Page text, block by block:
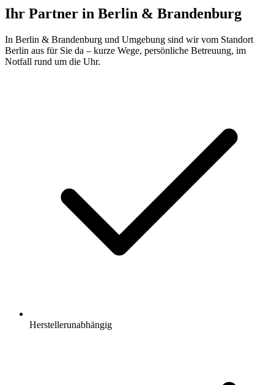
Ihr Partner in Berlin & Brandenburg
In Berlin & Brandenburg und Umgebung sind wir vom Standort
Berlin aus für Sie da – kurze Wege, persönliche Betreuung, im
Notfall rund um die Uhr.
Herstellerunabhängig